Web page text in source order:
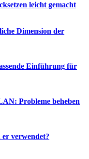
leicht gemacht
Dimension der
Einführung für
Probleme beheben
verwendet?